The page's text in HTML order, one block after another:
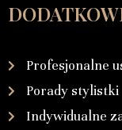
Profesjonalne
Porady stylistki
Indywidualne